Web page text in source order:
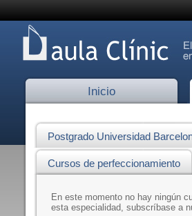
Inicio
Postgrado Universidad
Cursos de perfeccionamiento
En este momento no hay ningún
esta especialidad, subscríbase a